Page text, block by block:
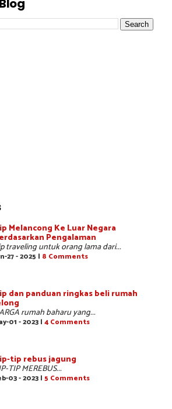
Melancong Ke Luar Negara
Pengalaman
traveling untuk orang lama dari...
27 - 2025 | 8 Comments
dan panduan ringkas beli rumah
rumah baharu yang...
01 - 2023 | 4 Comments
tip rebus jagung
TIP MEREBUS...
03 - 2023 | 5 Comments